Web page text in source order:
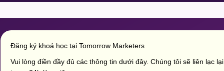
Đăng ký khoá học tại Tomorrow Marketers
Vui lòng điền đầy đủ các thông tin dưới đây. Chúng tôi sẽ liên lạc lại